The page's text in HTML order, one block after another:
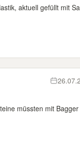
aktuell gefüllt mit
müssten mit